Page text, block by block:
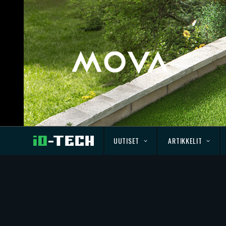
UUTISET ARTIKKELIT